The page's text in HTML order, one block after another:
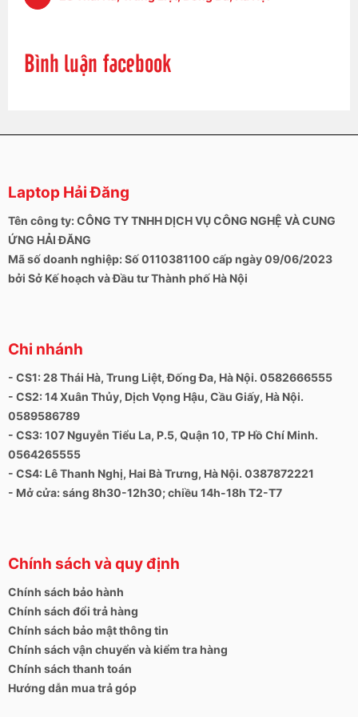
Bình luận facebook
Laptop Hải Đăng
Tên công ty: CÔNG TY TNHH DỊCH VỤ CÔNG NGHỆ VÀ CUNG
ỨNG HẢI ĐĂNG
Mã số doanh nghiệp: Số 0110381100 cấp ngày 09/06/2023
bởi Sở Kế hoạch và Đầu tư Thành phố Hà Nội
Chi nhánh
- CS1: 28 Thái Hà, Trung Liệt, Đống Đa, Hà Nội. 0582666555
- CS2: 14 Xuân Thủy, Dịch Vọng Hậu, Cầu Giấy, Hà Nội.
0589586789
- CS3: 107 Nguyễn Tiểu La, P.5, Quận 10, TP Hồ Chí Minh.
0564265555
- CS4: Lê Thanh Nghị, Hai Bà Trưng, Hà Nội. 0387872221
- Mở cửa: sáng 8h30-12h30; chiều 14h-18h T2-T7
Chính sách và quy định
Chính sách bảo hành
Chính sách đổi trả hàng
Chính sách bảo mật thông tin
Chính sách vận chuyển và kiểm tra hàng
Chính sách thanh toán
Hướng dẫn mua trả góp